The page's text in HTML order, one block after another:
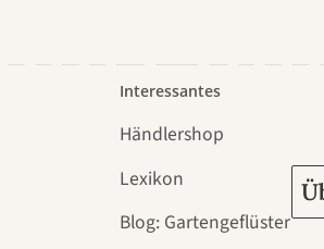
Interessantes
Händlershop
Lexikon
Blog: Gartengeflüster